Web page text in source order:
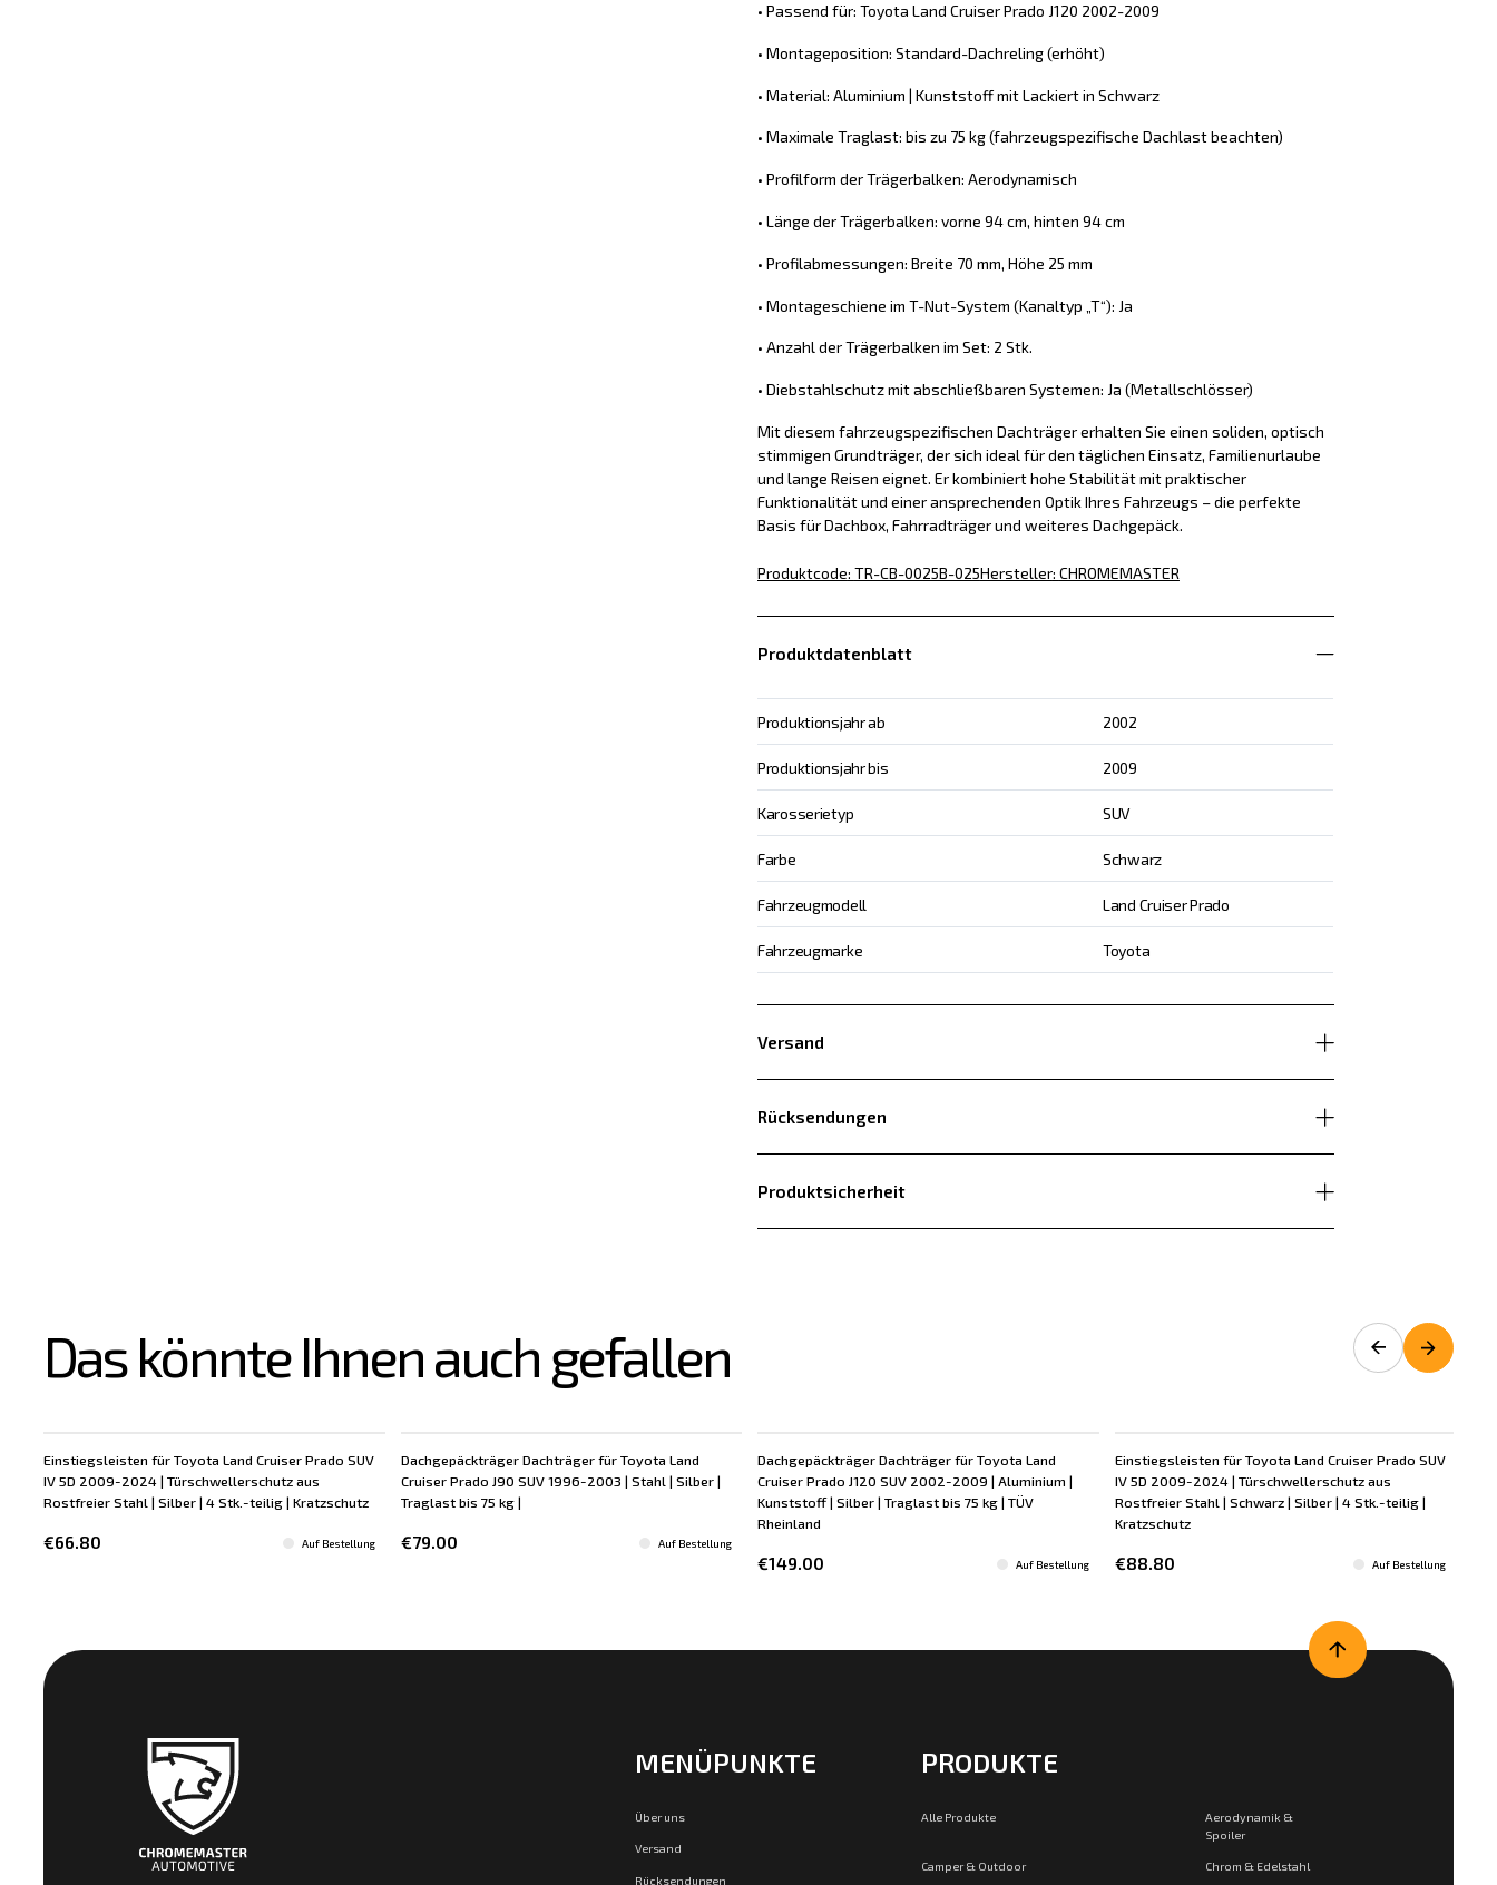
• Passend für: Toyota Land Cruiser Prado J120 2002-2009
• Montageposition: Standard-Dachreling (erhöht)
• Material: Aluminium | Kunststoff mit Lackiert in Schwarz
• Maximale Traglast: bis zu 75 kg (fahrzeugspezifische Dachlast beachten)
• Profilform der Trägerbalken: Aerodynamisch
• Länge der Trägerbalken: vorne 94 cm, hinten 94 cm
• Profilabmessungen: Breite 70 mm, Höhe 25 mm
• Montageschiene im T-Nut-System (Kanaltyp „T“): Ja
• Anzahl der Trägerbalken im Set: 2 Stk.
• Diebstahlschutz mit abschließbaren Systemen: Ja (Metallschlösser)
Mit diesem fahrzeugspezifischen Dachträger erhalten Sie einen soliden, optisch
stimmigen Grundträger, der sich ideal für den täglichen Einsatz, Familienurlaube
und lange Reisen eignet. Er kombiniert hohe Stabilität mit praktischer
Funktionalität und einer ansprechenden Optik Ihres Fahrzeugs – die perfekte
Basis für Dachbox, Fahrradträger und weiteres Dachgepäck.
Produktcode: TR-CB-0025B-025Hersteller: CHROMEMASTER
Produktdatenblatt
Produktionsjahr ab 2002
Produktionsjahr bis 2009
Karosserietyp SUV
Farbe Schwarz
Fahrzeugmodell Land Cruiser Prado
Fahrzeugmarke Toyota
Versand
Rücksendungen
Produktsicherheit
Das könnte Ihnen auch gefallen
Einstiegsleisten für Toyota Land Cruiser Prado SUV
IV 5D 2009-2024 | Türschwellerschutz aus
Rostfreier Stahl | Silber | 4 Stk.-teilig | Kratzschutz
€66.80 Auf Bestellung
Dachgepäckträger Dachträger für Toyota Land
Cruiser Prado J90 SUV 1996-2003 | Stahl | Silber |
Traglast bis 75 kg |
€79.00 Auf Bestellung
Dachgepäckträger Dachträger für Toyota Land
Cruiser Prado J120 SUV 2002-2009 | Aluminium |
Kunststoff | Silber | Traglast bis 75 kg | TÜV
Rheinland
€149.00 Auf Bestellung
Einstiegsleisten für Toyota Land Cruiser Prado SUV
IV 5D 2009-2024 | Türschwellerschutz aus
Rostfreier Stahl | Schwarz | Silber | 4 Stk.-teilig |
Kratzschutz
€88.80 Auf Bestellung
MENÜPUNKTE
Über uns
Versand
Rücksendungen
PRODUKTE
Alle Produkte
Aerodynamik &
Spoiler
Camper & Outdoor Chrom & Edelstahl